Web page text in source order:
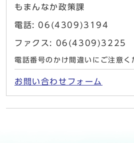
もまんなか政策課
電話: 06(4309)3194
ファクス: 06(4309)3225
電話番号のかけ間違いにご注意く
お問い合わせフォーム